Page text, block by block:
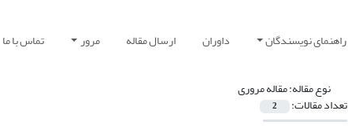
راهنمای نویسندگان داوران ارسال مقاله مرور تماس با ما
نوع مقاله:مقاله مروری
تعداد مقالات: 2